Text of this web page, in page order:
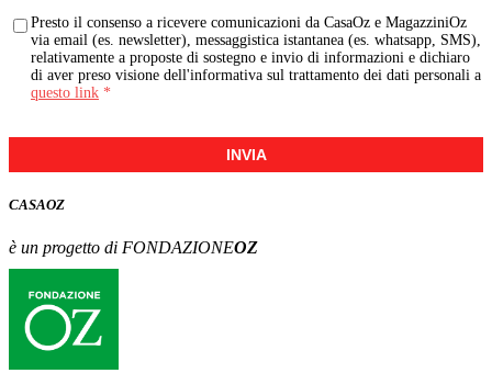
Presto il consenso a ricevere comunicazioni da CasaOz e MagazziniOz
via email (es. newsletter), messaggistica istantanea (es. whatsapp, SMS),
relativamente a proposte di sostegno e invio di informazioni e dichiaro
di aver preso visione dell'informativa sul trattamento dei dati personali a
questo link *
INVIA
CASAOZ
è un progetto di FONDAZIONEOZ